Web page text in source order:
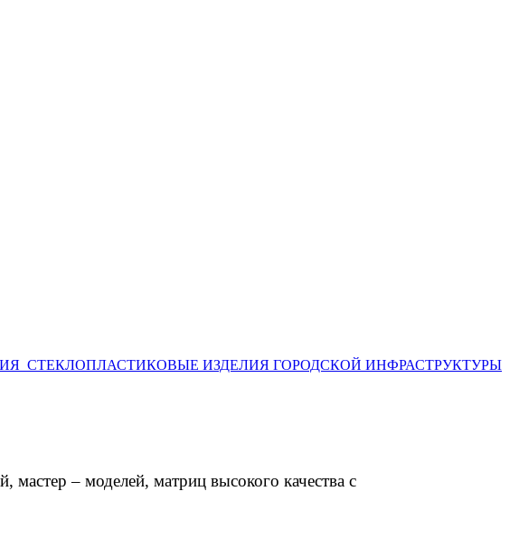
СТЕКЛОПЛАСТИКОВЫЕ ИЗДЕЛИЯ ГОРОДСКОЙ ИНФРАСТРУКТУРЫ
мастер – моделей, матриц высокого качества с